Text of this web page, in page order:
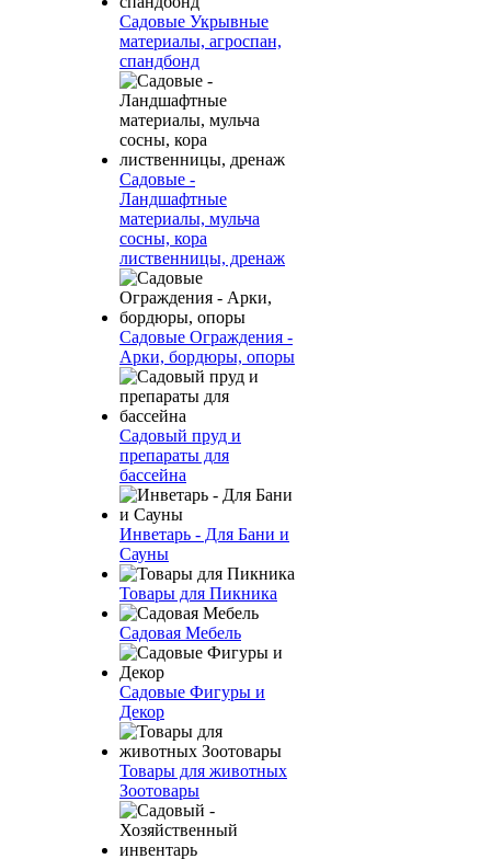
Садовые Укрывные
материалы, агроспан,
спандбонд
Садовые -
Ландшафтные
материалы, мульча
сосны, кора
лиственницы, дренаж
Садовые Ограждения -
Арки, бордюры, опоры
Садовый пруд и
препараты для
бассейна
Инветарь - Для Бани и
Сауны
Товары для Пикника
Садовая Мебель
Садовые Фигуры и
Декор
Товары для животных
Зоотовары